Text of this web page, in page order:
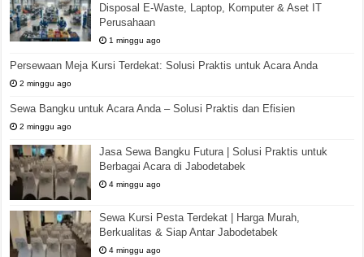
Disposal E-Waste, Laptop, Komputer & Aset IT
Perusahaan
1 minggu ago
Persewaan Meja Kursi Terdekat: Solusi Praktis untuk Acara Anda
2 minggu ago
Sewa Bangku untuk Acara Anda – Solusi Praktis dan Efisien
2 minggu ago
Jasa Sewa Bangku Futura | Solusi Praktis untuk
Berbagai Acara di Jabodetabek
4 minggu ago
Sewa Kursi Pesta Terdekat | Harga Murah,
Berkualitas & Siap Antar Jabodetabek
4 minggu ago